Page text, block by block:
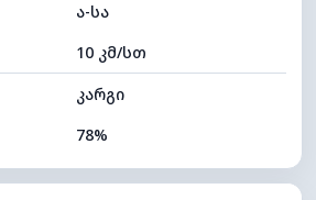
7 (ნათელი)
11280 მ
ა-სა
10 კმ/სთ
კარგი
78%